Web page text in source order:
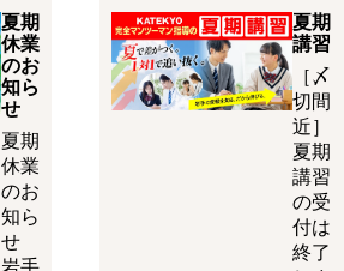
夏期
休業
のお
知ら
せ
夏期
休業
のお
知ら
せ
岩手
夏期
講習
［〆
切間
近］
夏期
講習
の受
付は
終了